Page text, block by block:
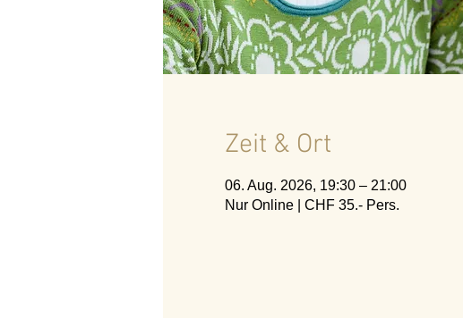
Zeit & Ort
06. Aug. 2026, 19:30 – 21:00
Nur Online | CHF 35.- Pers.